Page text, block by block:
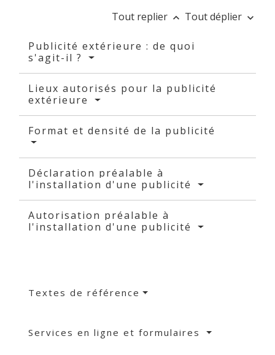
Tout replier keyboard_arrow_up Tout déplier keyboard_arrow_down
Publicité extérieure : de quoi
s'agit-il ?
Lieux autorisés pour la publicité
extérieure
Format et densité de la publicité
Déclaration préalable à
l'installation d'une publicité
Autorisation préalable à
l'installation d'une publicité
Textes de référence
Services en ligne et formulaires